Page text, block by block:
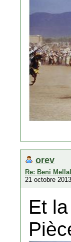
orev
Re: Beni
21 octobre
Et